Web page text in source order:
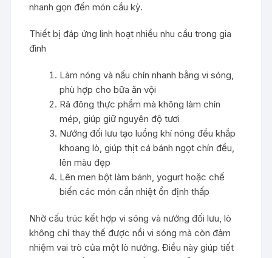
nhanh gọn đến món cầu kỳ.
Thiết bị đáp ứng linh hoạt nhiều nhu cầu trong gia
đình
Làm nóng và nấu chín nhanh bằng vi sóng,
phù hợp cho bữa ăn vội
Rã đông thực phẩm mà không làm chín
mép, giúp giữ nguyên độ tươi
Nướng đối lưu tạo luồng khí nóng đều khắp
khoang lò, giúp thịt cá bánh ngọt chín đều,
lên màu đẹp
Lên men bột làm bánh, yogurt hoặc chế
biến các món cần nhiệt ổn định thấp
Nhờ cấu trúc kết hợp vi sóng và nướng đối lưu, lò
không chỉ thay thế được nồi vi sóng mà còn đảm
nhiệm vai trò của một lò nướng. Điều này giúp tiết